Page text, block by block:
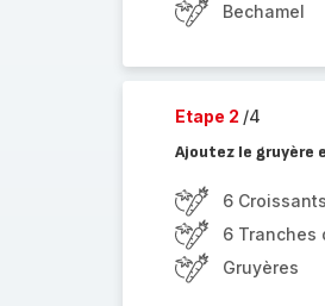
Bechamel
Etape 2 /4
Ajoutez le gruyère
6 Croissants
6 Tranches
Gruyères